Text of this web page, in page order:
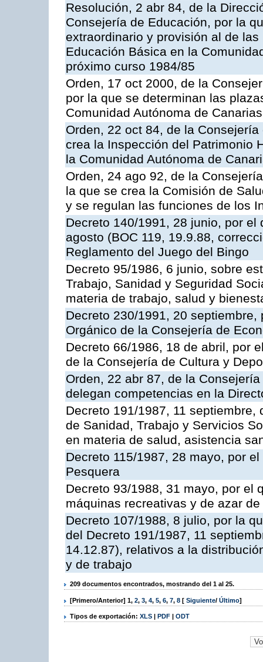
Resolución, 2 abr 84, de la
Consejería de Educación, por la
extraordinario y provisión al de
Educación Básica en la
próximo curso 1984/85
Orden, 17 oct 2000, de la
por la que se determinan las
Comunidad Autónoma de Canarias
Orden, 22 oct 84, de la
crea la Inspección del Patrimonio
la Comunidad Autónoma de
Orden, 24 ago 92, de la
la que se crea la Comisión de
y se regulan las funciones de los
Decreto 140/1991, 28 junio, por
agosto (BOC 119, 19.9.88,
Reglamento del Juego del Bingo
Decreto 95/1986, 6 junio, sobre
Trabajo, Sanidad y Seguridad
materia de trabajo, salud y
Decreto 230/1991, 20
Orgánico de la Consejería de
Decreto 66/1986, 18 de abril, por
de la Consejería de Cultura y
Orden, 22 abr 87, de la
delegan competencias en la
Decreto 191/1987, 11
de Sanidad, Trabajo y Servicios
en materia de salud, asistencia
Decreto 115/1987, 28 mayo, por
Pesquera
Decreto 93/1988, 31 mayo, por el
máquinas recreativas y de azar
Decreto 107/1988, 8 julio, por la
del Decreto 191/1987, 11
14.12.87), relativos a la
y de trabajo
209 documentos encontrados, mostrando del 1 al 25.
[Primero/Anterior] 1, 2, 3, 4, 5, 6, 7, 8 [ Siguiente/ Último]
Tipos de exportación: XLS | PDF | ODT